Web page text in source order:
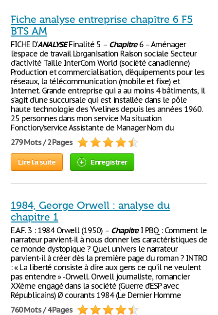
Fiche analyse entreprise chapître 6 F5
BTS AM
FICHE D’ANALYSEFinalité 5 – Chapitre6 – Aménager
l’espace de travail L’organisation Raison sociale Secteur
d’activité Taille InterCom World (société canadienne)
Production et commercialisation, d’équipements pour les
réseaux, la télécommunication (mobile et fixe) et
Internet. Grande entreprise qui a au moins 4 bâtiments, il
s’agit d’une succursale qui est installée dans le pôle
haute technologie des Yvelines depuis les années 1960.
25 personnes dans mon service Ma situation
Fonction/service Assistante de Manager Nom du
279 Mots / 2 Pages
Lire la suite Enregistrer
1984, George Orwell : analyse du
chapitre 1
E.A.F. 3 : 1984 Orwell (1950) – ChapitreI PBQ : Comment le
narrateur parvient-il à nous donner les caractéristiques de
ce monde dystopique ? Quel univers le narrateur
parvient-il à créer dès la première page du roman ? INTRO
: « La liberté consiste à dire aux gens ce qu’il ne veulent
pas entendre » -Orwell. Orwell journaliste, romancier
XXème engagé dans la société (Guerre d’ESP avec
Républicains) Ø courants 1984 (Le Dernier Homme
760 Mots / 4 Pages